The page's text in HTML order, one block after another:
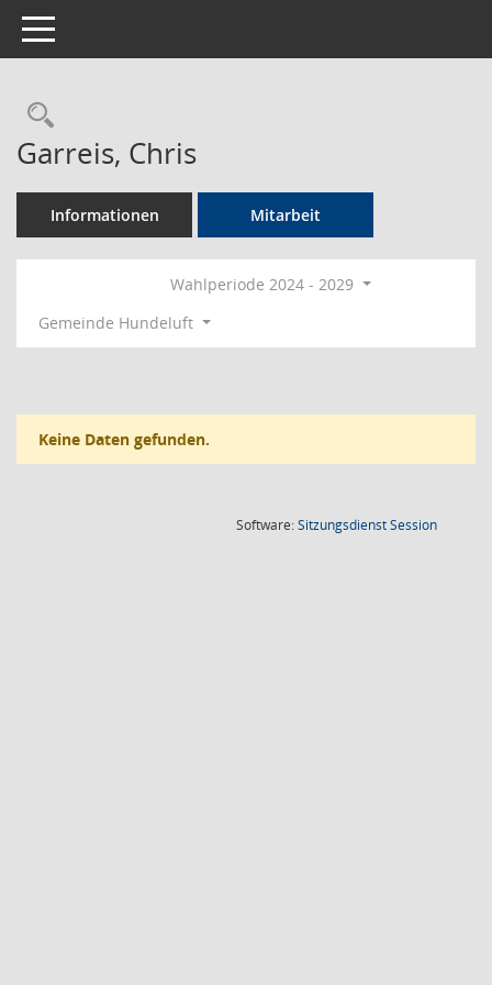
Toggle navigation
Rechercheauswahl
Garreis, Chris
Informationen Mitarbeit
Wahlperiode 2024 - 2029
Gemeinde Hundeluft
Keine Daten gefunden.
Software:SitzungsdienstSession(Wird in